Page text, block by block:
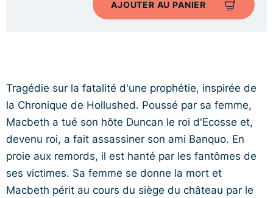
AJOUTER AU PANIER
Tragédie sur la fatalité d'une prophétie, inspirée de
la Chronique de Hollushed. Poussé par sa femme,
Macbeth a tué son hôte Duncan le roi d'Ecosse et,
devenu roi, a fait assassiner son ami Banquo. En
proie aux remords, il est hanté par les fantômes de
ses victimes. Sa femme se donne la mort et
Macbeth périt au cours du siège du château par le